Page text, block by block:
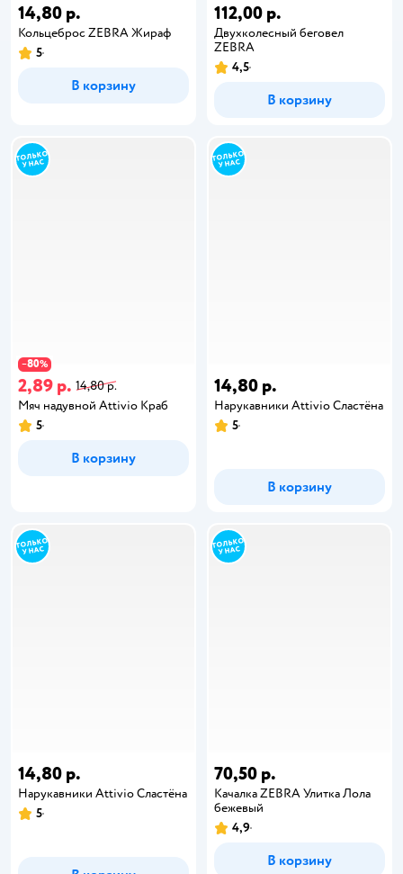
14,80 р.
Кольцеброс ZEBRA Жираф
5
В корзину
112,00 р.
Двухколесный беговел
ZEBRA
4,5
В корзину
−80%
2,89 р. 14,80 р.
Мяч надувной Attivio Краб
5
В корзину
14,80 р.
Нарукавники Attivio Сластёна
5
В корзину
14,80 р.
Нарукавники Attivio Сластёна
5
70,50 р.
Качалка ZEBRA Улитка Лола
бежевый
4,9
В корзину